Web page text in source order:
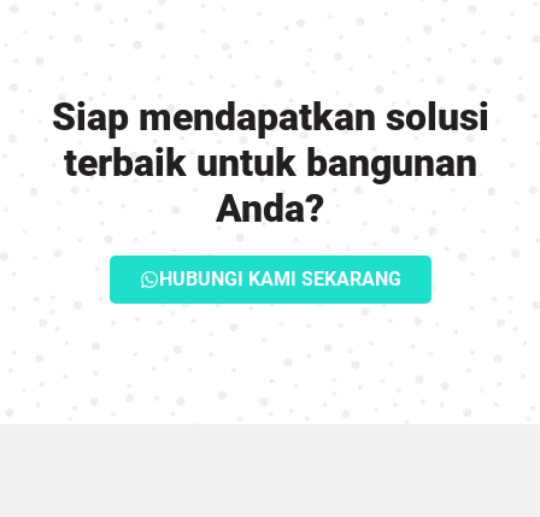
Siap mendapatkan solusi
terbaik untuk bangunan
Anda?
HUBUNGI KAMI SEKARANG